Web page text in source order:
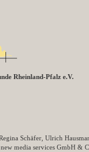
Rheinland-Pfalz e.V.
Schäfer, Ulrich
media services GmbH &